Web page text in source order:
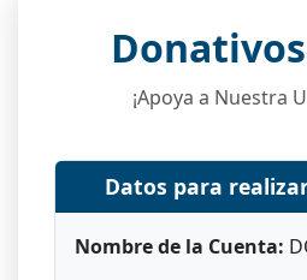
¡Apoya a Nuestra
Datos para
Nombre de la Cuenta: